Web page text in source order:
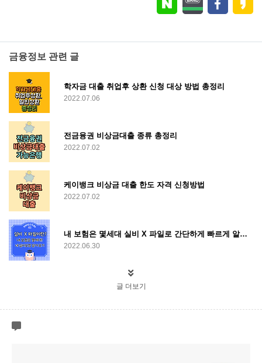
금융정보 관련 글
학자금 대출 취업후 상환 신청 대상 방법 총정리
2022.07.06
전금융권 비상금대출 종류 총정리
2022.07.02
케이뱅크 비상금 대출 한도 자격 신청방법
2022.07.02
내 보험은 몇세대 실비 X 파일로 간단하게 빠르게 알아보기
2022.06.30
글 더보기